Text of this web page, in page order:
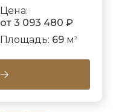
Цена:
от 3 093 480 ₽
Площадь: 69м 2